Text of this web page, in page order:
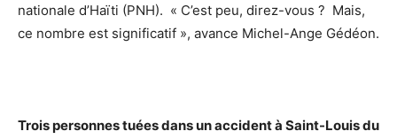
nationale d’Haïti (PNH). « C’est peu, direz-vous ? Mais,
ce nombre est significatif », avance Michel-Ange Gédéon.
Trois personnes tuées dans un accident à Saint-Louis du